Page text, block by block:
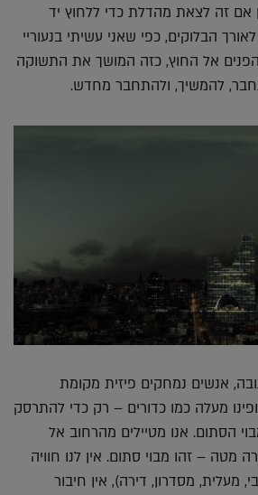
אם זה לצאת מהדלת כדי ללחוץ יד
הבלוקים, כפי שאני עשיתי בנעוריי
הפנים אל החוץ, כזה המושך את התשוקה
להמשיך, ולהתחבר מחדש.
אנשים נמחקים פיזית מקומת
מעלה כמו כדורים – רק כדי להתרסק
הסתום. אנו מטיילים מהרחוב אל
מטה – זהו מבוי סתום. אין לנו חוויה
מעלית, מסדרון, דירה), אין חיבור